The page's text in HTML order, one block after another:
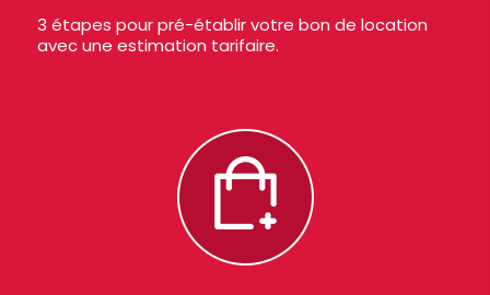
3 étapes pour pré-établir votre bon de location
avec une estimation tarifaire.